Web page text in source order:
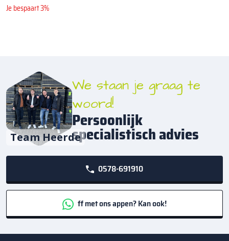
Je bespaart 3%
Team Heerde
We staan je graag te
woord!
Persoonlijk
specialistisch advies
0578-691910
ff met ons appen? Kan ook!